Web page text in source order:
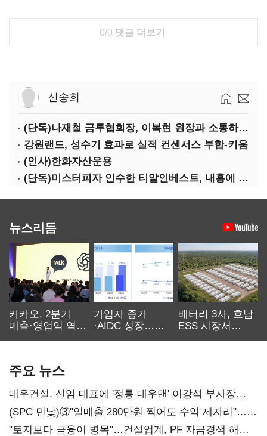
0/0 댓글 더보기
신송희
(단독)나재철 금투협회장, 이복현 원장과 소통하는 사이?
강원랜드, 성수기 효과로 실적 컨센서스 부합-키움
(인사)한화자산운용
(단독)미스터피자 인수한 티알인베스트, 내홍에 무너진 멜파스 인수전 참여
뉴스리듬
카카오, 2분기
매출·영업익 역대
가입자 증가
·AIDC 성장…
배터리 3사, 호남
ESS 시장서
주요 뉴스
대우건설, 신임 대표에 '정통 대우맨' 이강석 부사장
내정
(SPC 민낯)③"일매출 280만원 찍어도 수익 제자리"…
점주 울리는 '상시 할인'
"토지보다 금융이 병목"…건설업계, PF 자금경색 해소